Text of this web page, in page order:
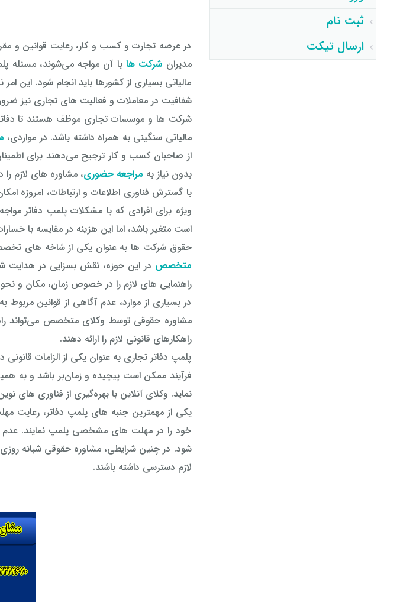
ثبت نام
ارسال تیکت
در عرصه تجارت و کسب و کار، رعایت قوانین و
مدیران شرکت هابا آن مواجه می‌شوند، مسئله
مالیاتی بسیاری از کشورها باید انجام شود. این
شفافیت در معاملات و فعالیت های تجاری نیز
شرکت ها و موسسات تجاری موظف هستند تا دفاتر
مالیاتی سنگینی به همراه داشته باشد. در مواردی،
از صاحبان کسب و کار ترجیح می‌دهند برای
بدون نیاز به مراجعه حضوری، مشاوره های لازم را
با گسترش فناوری اطلاعات و ارتباطات، امروزه
ویژه برای افرادی که با مشکلات پلمپ دفاتر
است متغیر باشد، اما این هزینه در مقایسه با
حقوق شرکت ها به عنوان یکی از شاخه های
متخصص در این حوزه، نقش بسزایی در هدایت
راهنمایی های لازم را در خصوص زمان، مکان و
در بسیاری از موارد، عدم آگاهی از قوانین
مشاوره حقوقی توسط وکلای متخصص می‌تواند
راهکارهای قانونی لازم را ارائه دهند.
پلمپ دفاتر تجاری به عنوان یکی از الزامات
فرآیند ممکن است پیچیده و زمان‌بر باشد و به
نماید. وکلای آنلاین با بهره‌گیری از فناوری
یکی از مهمترین جنبه های پلمپ دفاتر، رعایت
خود را در مهلت های مشخصی پلمپ نمایند. عدم
شود. در چنین شرایطی، مشاوره حقوقی شبانه روزی
لازم دسترسی داشته باشند.